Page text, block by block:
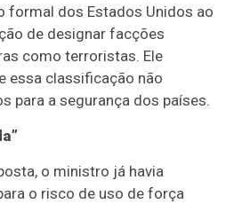
formal dos Estados Unidos ao
de designar facções
como terroristas. Ele
essa classificação não
para a segurança dos países.
o ministro já havia
o risco de uso de força